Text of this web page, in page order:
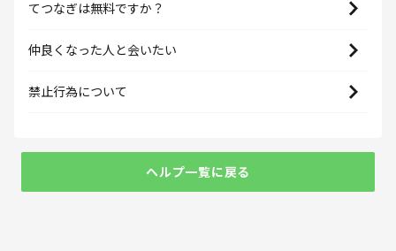
てつなぎは無料ですか？
仲良くなった人と会いたい
禁止行為について
ヘルプ一覧に戻る